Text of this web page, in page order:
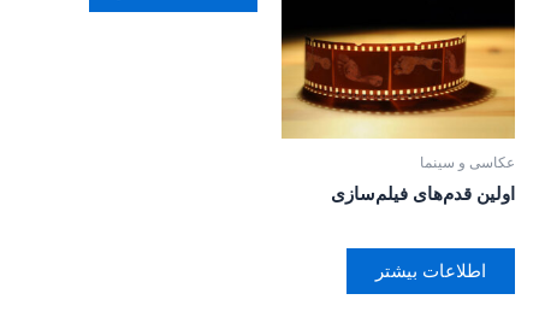
عکاسی و سینما
اولین قدم‌های فیلم‌سازی
اطلاعات بیشتر